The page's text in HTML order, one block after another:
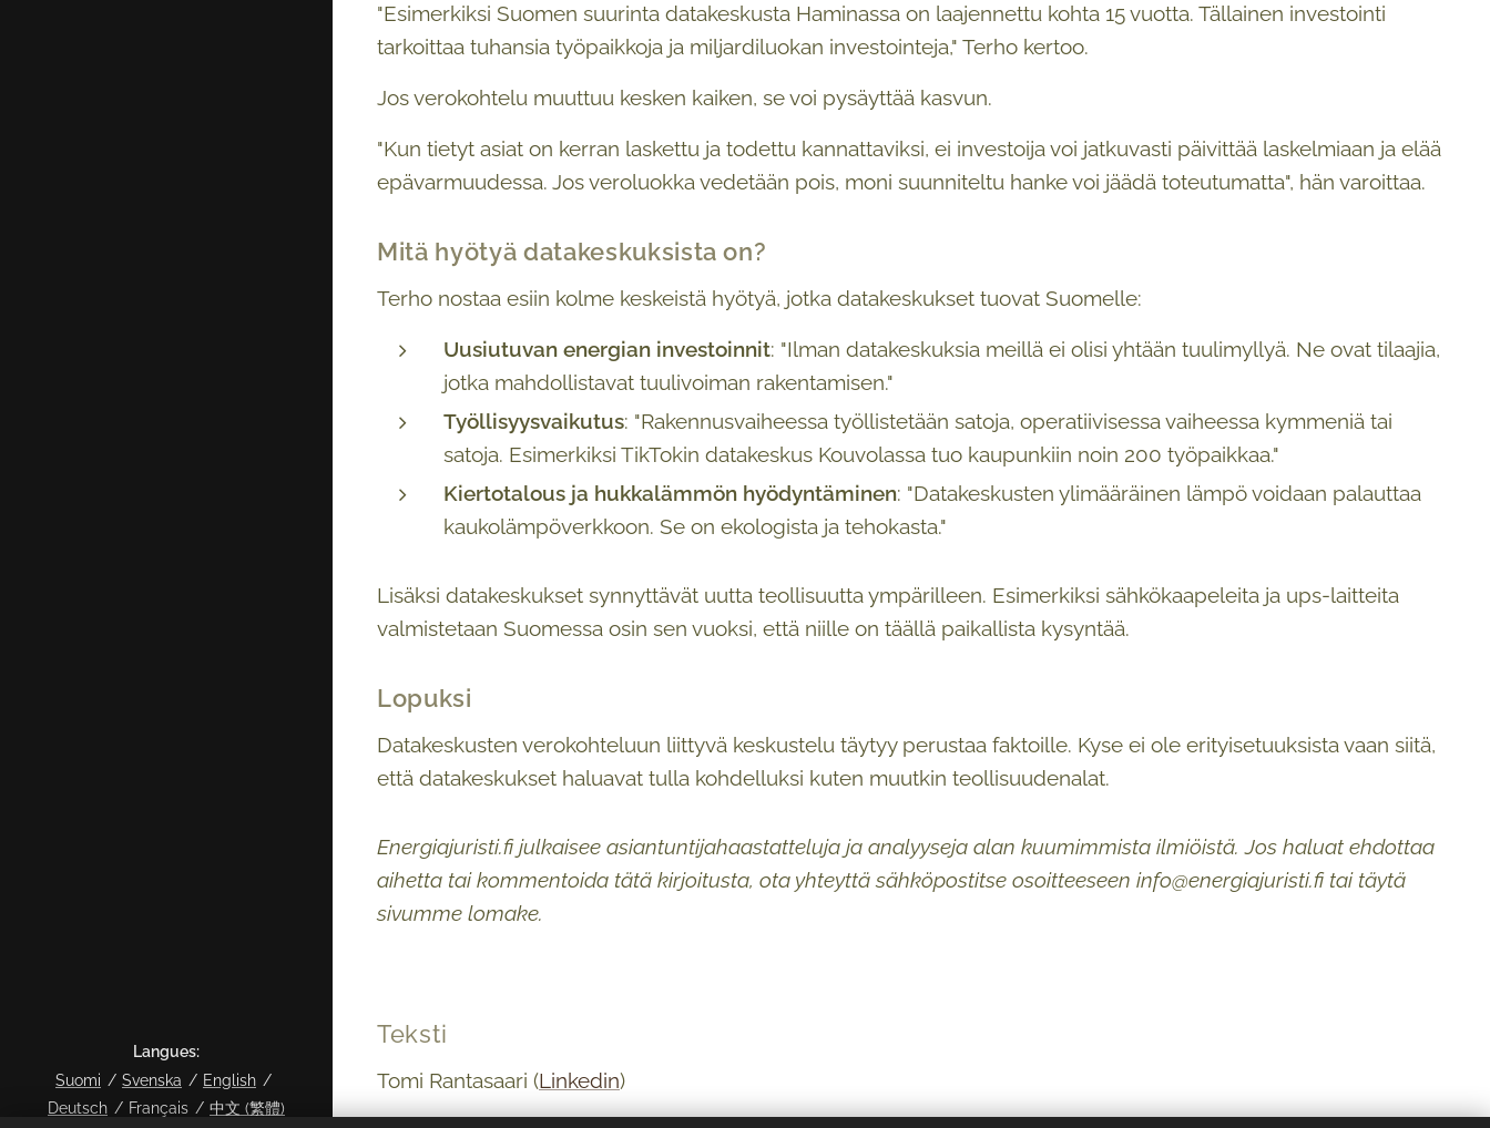
"Esimerkiksi Suomen suurinta datakeskusta Haminassa on laajennettu kohta 15 vuotta. Tällainen investointi
tarkoittaa tuhansia työpaikkoja ja miljardiluokan investointeja," Terho kertoo.
Jos verokohtelu muuttuu kesken kaiken, se voi pysäyttää kasvun.
"Kun tietyt asiat on kerran laskettu ja todettu kannattaviksi, ei investoija voi jatkuvasti päivittää laskelmiaan ja elää
epävarmuudessa. Jos veroluokka vedetään pois, moni suunniteltu hanke voi jäädä toteutumatta", hän varoittaa.
Mitä hyötyä datakeskuksista on?
Terho nostaa esiin kolme keskeistä hyötyä, jotka datakeskukset tuovat Suomelle:
Uusiutuvan energian investoinnit: "Ilman datakeskuksia meillä ei olisi yhtään tuulimyllyä. Ne ovat tilaajia,
jotka mahdollistavat tuulivoiman rakentamisen."
Työllisyysvaikutus: "Rakennusvaiheessa työllistetään satoja, operatiivisessa vaiheessa kymmeniä tai
satoja. Esimerkiksi TikTokin datakeskus Kouvolassa tuo kaupunkiin noin 200 työpaikkaa."
Kiertotalous ja hukkalämmön hyödyntäminen: "Datakeskusten ylimääräinen lämpö voidaan palauttaa
kaukolämpöverkkoon. Se on ekologista ja tehokasta."
Lisäksi datakeskukset synnyttävät uutta teollisuutta ympärilleen. Esimerkiksi sähkökaapeleita ja ups-laitteita
valmistetaan Suomessa osin sen vuoksi, että niille on täällä paikallista kysyntää.
Lopuksi
Datakeskusten verokohteluun liittyvä keskustelu täytyy perustaa faktoille. Kyse ei ole erityisetuuksista vaan siitä,
että datakeskukset haluavat tulla kohdelluksi kuten muutkin teollisuudenalat.
Energiajuristi.fi julkaisee asiantuntijahaastatteluja ja analyyseja alan kuumimmista ilmiöistä. Jos haluat ehdottaa
aihetta tai kommentoida tätä kirjoitusta, ota yhteyttä sähköpostitse osoitteeseen info@energiajuristi.fitai täytä
sivumme lomake.
Teksti
Tomi Rantasaari (Linkedin)
Langues
Suomi
Svenska
English
Deutsch
Français 中文 (繁體)